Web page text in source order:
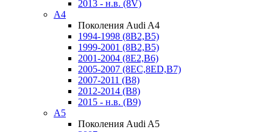
2013 - н.в. (8V)
A4
Поколения Audi A4
1994-1998 (8B2,B5)
1999-2001 (8B2,B5)
2001-2004 (8E2,B6)
2005-2007 (8EC,8ED,B7)
2007-2011 (B8)
2012-2014 (B8)
2015 - н.в. (B9)
A5
Поколения Audi A5